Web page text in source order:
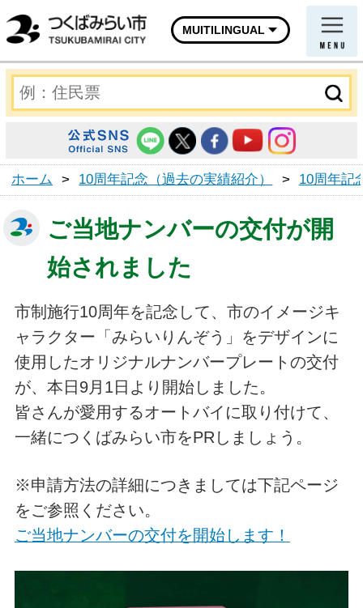
MUITILINGUAL
ホーム > 10周年記念（過去の実績紹介） > 10周年記
ご当地ナンバーの交付が開
始されました
市制施行10周年を記念して、市のイメージキ
ャラクター「みらいりんぞう」をデザインに
使用したオリジナルナンバープレートの交付
が、本日9月1日より開始しました。
皆さんが愛用するオートバイに取り付けて、
一緒につくばみらい市をPRしましょう。
※申請方法の詳細につきましては下記ページ
をご参照ください。
ご当地ナンバーの交付を開始します！